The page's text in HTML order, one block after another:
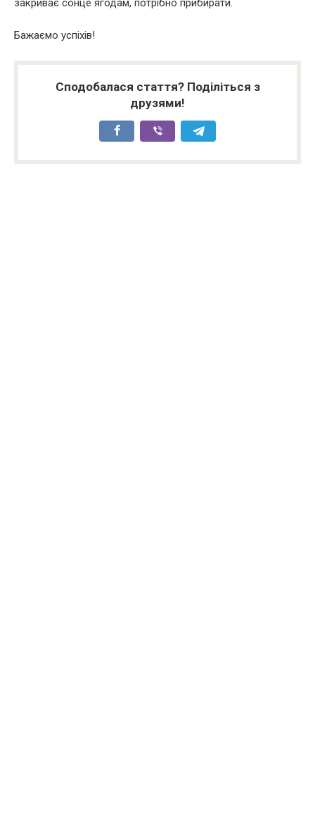
закриває сонце ягодам, потрібно прибирати.
Бажаємо успіхів!
Сподобалася стаття? Поділіться з
друзями!